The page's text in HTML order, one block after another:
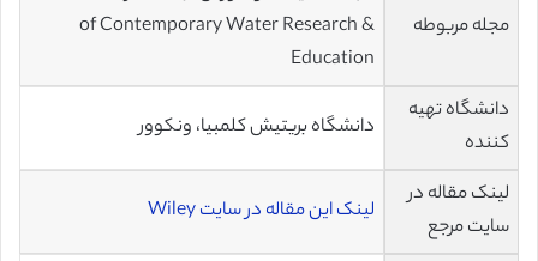
مجله مربوطه
of Contemporary Water Research &
Education
دانشگاه تهیه
کننده
دانشگاه بریتیش کلمبیا، ونکوور
لینک مقاله در
سایت مرجع
لینک این مقاله در سایت Wiley